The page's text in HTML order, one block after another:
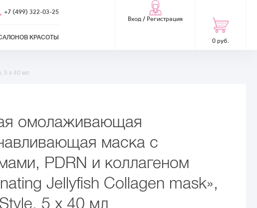
+7 (499) 322-03-25
КРАСОТЫ
Вход / Регистрация
0 руб.
5 х 40 мл
омолаживающая
маска с
PDRN и коллагеном
Jellyfish Collagen mask»,
5 х 40 мл